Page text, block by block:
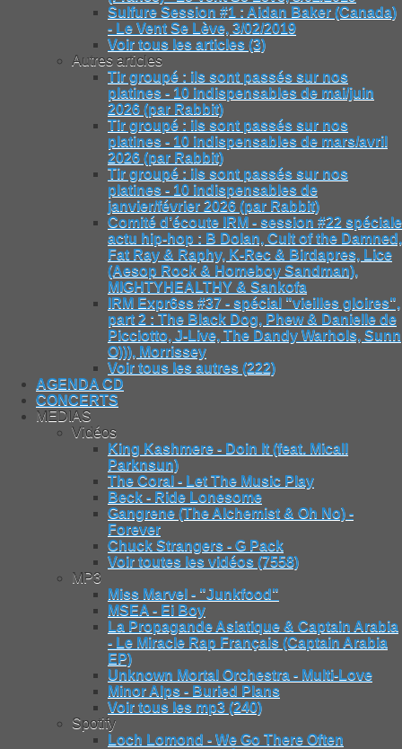
Sulfure Session #1 : Aidan Baker (Canada)
- Le Vent Se Lève, 3/02/2019
Voir tous les articles (3)
Autres articles
Tir groupé : ils sont passés sur nos
platines - 10 indispensables de mai/juin
2026 (par Rabbit)
Tir groupé : ils sont passés sur nos
platines - 10 indispensables de mars/avril
2026 (par Rabbit)
Tir groupé : ils sont passés sur nos
platines - 10 indispensables de
janvier/février 2026 (par Rabbit)
Comité d’écoute IRM - session #22 spéciale
actu hip-hop : B Dolan, Cult of the Damned,
Fat Ray & Raphy, K-Rec & Birdapres, Lice
(Aesop Rock & Homeboy Sandman),
MIGHTYHEALTHY & Sankofa
IRM Expr6ss #37 - spécial "vieilles gloires",
part 2 : The Black Dog, Phew & Danielle de
Picciotto, J-Live, The Dandy Warhols, Sunn
O))), Morrissey
Voir tous les autres (222)
AGENDA CD
CONCERTS
MEDIAS
Vidéos
King Kashmere - Doin It (feat. Micall
Parknsun)
The Coral - Let The Music Play
Beck - Ride Lonesome
Gangrene (The Alchemist & Oh No) -
Forever
Chuck Strangers - G Pack
Voir toutes les vidéos (7558)
MP3
Miss Marvel - "Junkfood"
MSEA - Ei Boy
La Propagande Asiatique & Captain Arabia
- Le Miracle Rap Français (Captain Arabia
EP)
Unknown Mortal Orchestra - Multi-Love
Minor Alps - Buried Plans
Voir tous les mp3 (240)
Spotify
Loch Lomond - We Go There Often